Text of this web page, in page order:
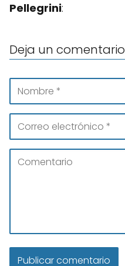
Pellegrini:
Deja un comentario